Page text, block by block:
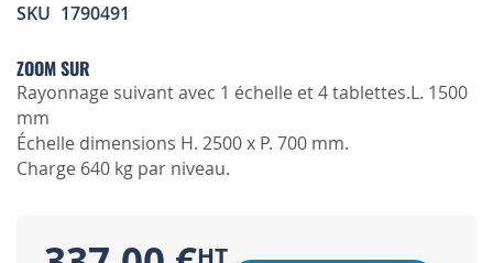
images
SKU 1790491
ZOOM SUR
Rayonnage suivant avec 1 échelle et 4 tablettes.L. 1500
mm
Échelle dimensions H. 2500 x P. 700 mm.
Charge 640 kg par niveau.